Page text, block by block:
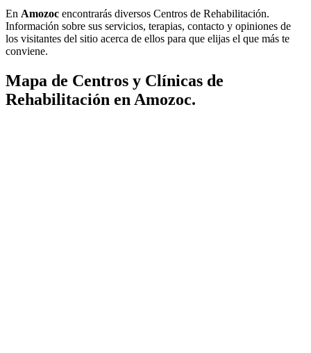
En Amozoc encontrarás diversos Centros de Rehabilitación.
Información sobre sus servicios, terapias, contacto y opiniones de
los visitantes del sitio acerca de ellos para que elijas el que más te
conviene.
Mapa de Centros y Clínicas de
Rehabilitación en Amozoc.